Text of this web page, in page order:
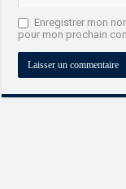
Enregistrer mon
pour mon prochain